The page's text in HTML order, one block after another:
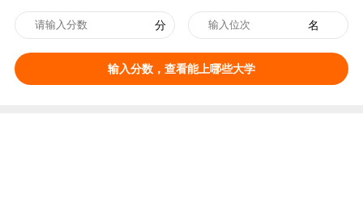
分 名
输入分数，查看能上哪些大学